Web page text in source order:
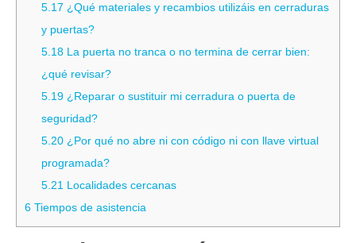
5.17 ¿Qué materiales y recambios utilizáis en cerraduras
y puertas?
5.18 La puerta no tranca o no termina de cerrar bien:
¿qué revisar?
5.19 ¿Reparar o sustituir mi cerradura o puerta de
seguridad?
5.20 ¿Por qué no abre ni con código ni con llave virtual
programada?
5.21 Localidades cercanas
6 Tiempos de asistencia